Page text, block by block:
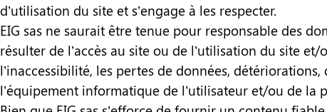
d’utilisation du site et s’engage à les respecter.
EIG sas ne saurait être tenue pour responsable des
résulter de l’accès au site ou de l’utilisation du site
l’inaccessibilité, les pertes de données,
l’équipement informatique de l’utilisateur et/ou de la